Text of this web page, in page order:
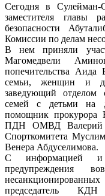
Сегодня в Сулейман-
заместителя главы
безопасности
Комиссии по делам
В нем приняли
Магомедвели
попечительства Аида
семьи, женщин и
заведующий отделом
семей с детьми на
помощник прокурора
ПДН ОМВД Валерий
Спорткомитета
Венера Абдуселимова.
С информацией и
предупреждения
председатель